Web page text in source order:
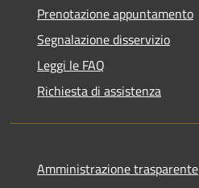
Prenotazione appuntamento
Segnalazione disservizio
Leggi le FAQ
Richiesta di assistenza
Amministrazione trasparente